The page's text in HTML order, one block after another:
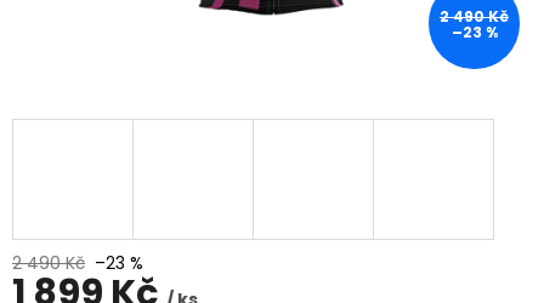
2 490 Kč
–23 %
2 490 Kč –23 %